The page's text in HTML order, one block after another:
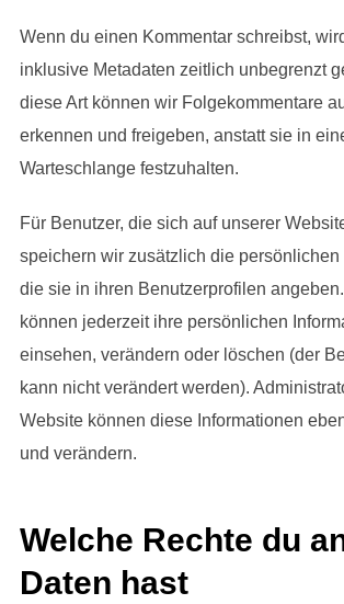
Wenn du einen Kommentar schreibst,
inklusive Metadaten zeitlich unbegrenzt
diese Art können wir Folgekommentare
erkennen und freigeben, anstatt sie in
Warteschlange festzuhalten.
Für Benutzer, die sich auf unserer
speichern wir zusätzlich die persönlichen
die sie in ihren Benutzerprofilen
können jederzeit ihre persönlichen
einsehen, verändern oder löschen (der
kann nicht verändert werden).
Website können diese Informationen
und verändern.
Welche Rechte du
Daten hast